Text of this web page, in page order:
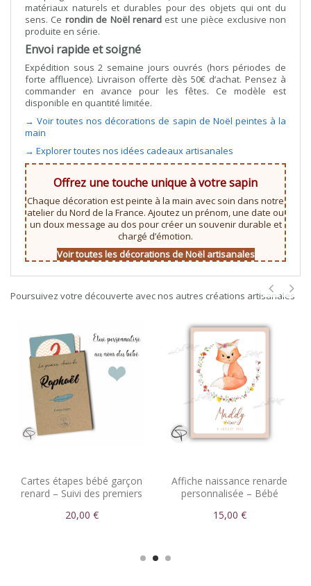
matériaux naturels et durables pour des objets qui ont du
sens. Ce rondin de Noël renard est une pièce exclusive non
produite en série.
Envoi rapide et soigné
Expédition sous 2 semaine jours ouvrés (hors périodes de
forte affluence). Livraison offerte dès 50€ d’achat. Pensez à
commander en avance pour les fêtes. Ce modèle est
disponible en quantité limitée.
→ Voir toutes nos décorations de sapin de Noël peintes à la
main
→ Explorer toutes nos idées cadeaux artisanales
Offrez une touche unique à votre sapin
Chaque décoration est peinte à la main avec soin dans notre
atelier du Nord de la France. Ajoutez un prénom, une date ou
un doux message au dos pour créer un souvenir durable et
chargé d’émotion.
Voir toutes les décorations de Noël artisanales
Poursuivez votre découverte avec nos autres créations artisanales
Cartes étapes bébé garçon
renard – Suivi des premiers
20,00 €
Affiche naissance renarde
personnalisée – Bébé
15,00 €